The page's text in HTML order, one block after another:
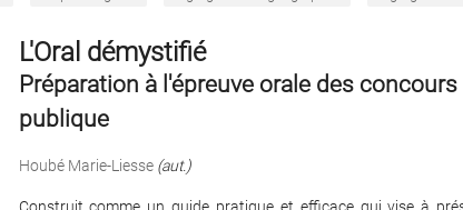
L'Oral démystifié
Préparation à l'épreuve orale des
publique
Houbé Marie-Liesse (aut.)